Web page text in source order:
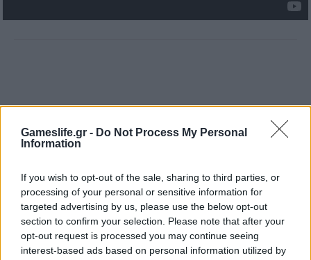
Gameslife.gr - Do Not Process My Personal
Information
If you wish to opt-out of the sale, sharing to third parties, or
processing of your personal or sensitive information for
targeted advertising by us, please use the below opt-out
section to confirm your selection. Please note that after your
opt-out request is processed you may continue seeing
interest-based ads based on personal information utilized by
Angry Birds Rovio